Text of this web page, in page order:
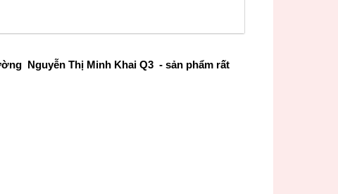
Nguyễn Thị Minh Khai Q3 - sản phẩm rất